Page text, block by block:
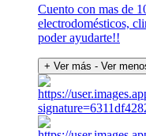
Cuento con mas de
electrodomésticos,
poder ayudarte!!
+ Ver más - Ver